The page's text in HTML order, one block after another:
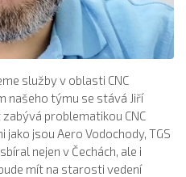
služby v oblasti CNC
našeho týmu se stává Jiří
zabývá problematikou CNC
jsou Aero Vodochody, TGS
nejen v Čechách, ale i
mít na starosti vedení